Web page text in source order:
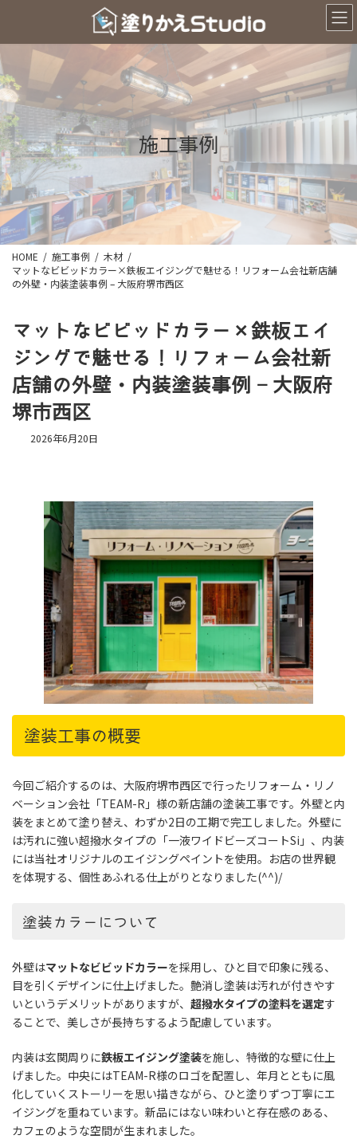
ツ
へ
ス
キ
ッ
プ
シ
ョ
ン
に
移
動
施工事例
HOME 施工事例
木材
マットなビビッドカラー×鉄板エイジングで魅せる！リフォーム会社新店舗
の外壁・内装塗装事例 – 大阪府堺市西区
マットなビビッドカラー×鉄板エイ
ジングで魅せる！リフォーム会社新
店舗の外壁・内装塗装事例 – 大阪府
堺市西区
2026年6月20日
塗装工事の概要
今回ご紹介するのは、大阪府堺市西区で行ったリフォーム・リノ
ベーション会社「TEAM-R」様の新店舗の塗装工事です。外壁と内
装をまとめて塗り替え、わずか2日の工期で完工しました。外壁に
は汚れに強い超撥水タイプの「一液ワイドビーズコートSi」、内装
には当社オリジナルのエイジングペイントを使用。お店の世界観
を体現する、個性あふれる仕上がりとなりました(^^)/
塗装カラーについて
外壁はマットなビビッドカラーを採用し、ひと目で印象に残る、
目を引くデザインに仕上げました。艶消し塗装は汚れが付きやす
いというデメリットがありますが、 超撥水タイプの塗料を選定す
ることで、美しさが長持ちするよう配慮しています。
内装は玄関周りに鉄板エイジング塗装を施し、特徴的な壁に仕上
げました。中央にはTEAM-R様のロゴを配置し、年月とともに風
化していくストーリーを思い描きながら、ひと塗りずつ丁寧にエ
イジングを重ねています。新品にはない味わいと存在感のある、
カフェのような空間が生まれました。